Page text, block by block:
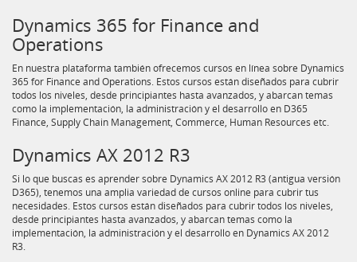
Dynamics 365 for Finance and
Operations
En nuestra plataforma también ofrecemos cursos en línea sobre Dynamics
365 for Finance and Operations. Estos cursos están diseñados para cubrir
todos los niveles, desde principiantes hasta avanzados, y abarcan temas
como la implementación, la administración y el desarrollo en D365
Finance, Supply Chain Management, Commerce, Human Resources etc.
Dynamics AX 2012 R3
Si lo que buscas es aprender sobre Dynamics AX 2012 R3 (antigua versión
D365), tenemos una amplia variedad de cursos online para cubrir tus
necesidades. Estos cursos están diseñados para cubrir todos los niveles,
desde principiantes hasta avanzados, y abarcan temas como la
implementación, la administración y el desarrollo en Dynamics AX 2012
R3.